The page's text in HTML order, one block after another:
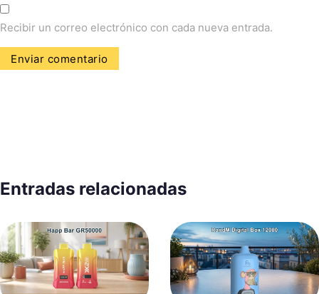
Recibir un correo electrónico con cada nueva entrada.
Entradas relacionadas